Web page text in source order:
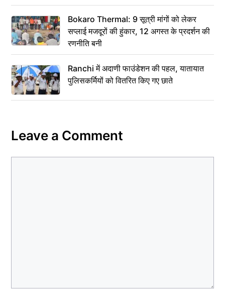
Bokaro Thermal: 9 सूत्री मांगों को लेकर
सप्लाई मजदूरों की हुंकार, 12 अगस्त के प्रदर्शन की
रणनीति बनी
Ranchi में अदाणी फाउंडेशन की पहल, यातायात
पुलिसकर्मियों को वितरित किए गए छाते
Leave a Comment